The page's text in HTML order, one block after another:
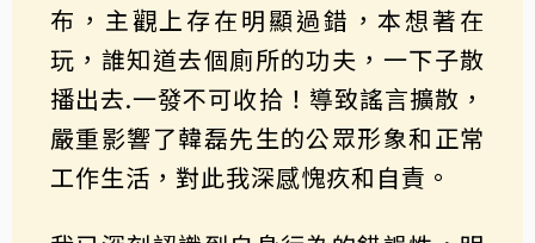
布，主觀上存在明顯過錯，本想著在
玩，誰知道去個廁所的功夫，一下子散
播出去.一發不可收拾！導致謠言擴散，
嚴重影響了韓磊先生的公眾形象和正常
工作生活，對此我深感愧疚和自責。